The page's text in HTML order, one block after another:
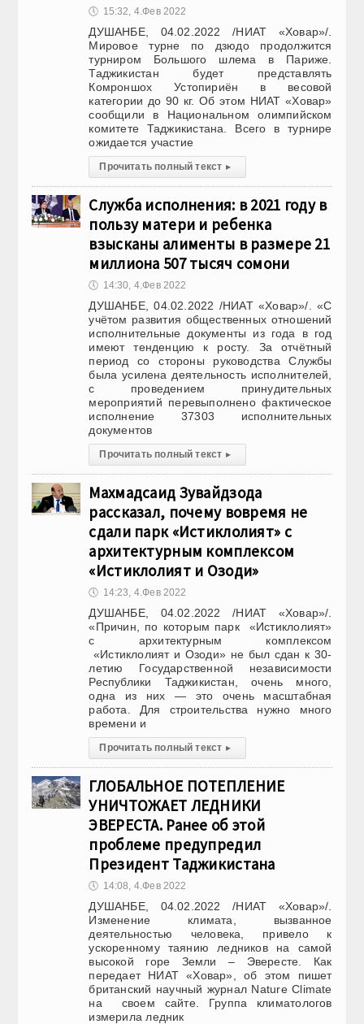
🕔 15:32, 4.Фев 2022
ДУШАНБЕ, 04.02.2022 /НИАТ «Ховар»/.
Мировое турне по дзюдо продолжится
турниром Большого шлема в Париже.
Таджикистан будет представлять
Комроншох Устопириён в весовой
категории до 90 кг. Об этом НИАТ «Ховар»
сообщили в Национальном олимпийском
комитете Таджикистана. Всего в турнире
ожидается участие
Прочитать полный текст ▸
Служба исполнения: в 2021 году в
пользу матери и ребенка
взысканы алименты в размере 21
миллиона 507 тысяч сомони
🕔 14:30, 4.Фев 2022
ДУШАНБЕ, 04.02.2022 /НИАТ «Ховар»/. «С
учётом развития общественных отношений
исполнительные документы из года в год
имеют тенденцию к росту. За отчётный
период со стороны руководства Службы
была усилена деятельность исполнителей,
с проведением принудительных
мероприятий перевыполнено фактическое
исполнение 37303 исполнительных
документов
Прочитать полный текст ▸
Махмадсаид Зувайдзода
рассказал, почему вовремя не
сдали парк «Истиклолият» с
архитектурным комплексом
«Истиклолият и Озоди»
🕔 14:23, 4.Фев 2022
ДУШАНБЕ, 04.02.2022 /НИАТ «Ховар»/.
«Причин, по которым парк «Истиклолият»
с архитектурным комплексом
«Истиклолият и Озоди» не был сдан к 30-
летию Государственной независимости
Республики Таджикистан, очень много,
одна из них — это очень масштабная
работа. Для строительства нужно много
времени и
Прочитать полный текст ▸
ГЛОБАЛЬНОЕ ПОТЕПЛЕНИЕ
УНИЧТОЖАЕТ ЛЕДНИКИ
ЭВЕРЕСТА. Ранее об этой
проблеме предупредил
Президент Таджикистана
🕔 14:08, 4.Фев 2022
ДУШАНБЕ, 04.02.2022 /НИАТ «Ховар»/.
Изменение климата, вызванное
деятельностью человека, привело к
ускоренному таянию ледников на самой
высокой горе Земли – Эвересте. Как
передает НИАТ «Ховар», об этом пишет
британский научный журнал Nature Climate
на своем сайте. Группа климатологов
измерила ледник